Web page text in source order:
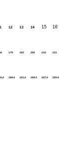
12 13 14 15 16
179 192 205 218 231
168.4 101,4 194.4 207,4 220.4